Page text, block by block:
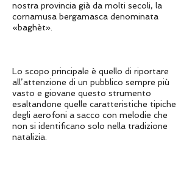
nostra provincia già da molti secoli, la
cornamusa bergamasca denominata
«baghèt».
Lo scopo principale è quello di riportare
all’attenzione di un pubblico sempre più
vasto e giovane questo strumento
esaltandone quelle caratteristiche tipiche
degli aerofoni a sacco con melodie che
non si identificano solo nella tradizione
natalizia.